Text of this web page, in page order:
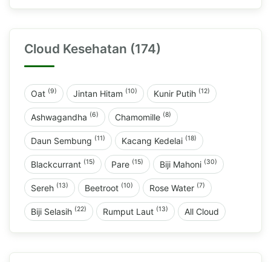
Cloud Kesehatan (174)
Oat (9) Jintan Hitam (10) Kunir Putih (12)
Ashwagandha (6) Chamomille (8)
Daun Sembung (11) Kacang Kedelai (18)
Blackcurrant (15) Pare (15) Biji Mahoni (30)
Sereh (13) Beetroot (10) Rose Water (7)
Biji Selasih (22) Rumput Laut (13) All Cloud